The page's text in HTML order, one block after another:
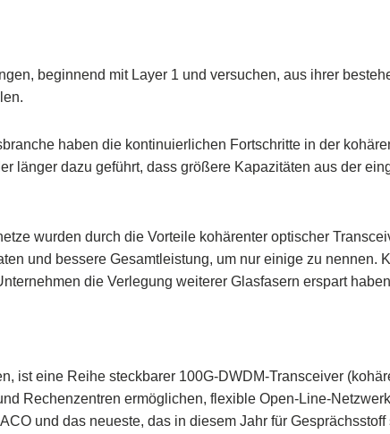
beginnend mit Layer 1 und versuchen, aus ihrer
haben die kontinuierlichen Fortschritte in der
länger dazu geführt, dass größere Kapazitäten aus der
wurden durch die Vorteile kohärenter optischer
und bessere Gesamtleistung, um nur einige zu nennen.
die Verlegung weiterer Glasfasern erspart
ist eine Reihe steckbarer 100G-DWDM-Transceiver
Rechenzentren ermöglichen, flexible Open-Line-
und das neueste, das in diesem Jahr für Gesprächsstoff